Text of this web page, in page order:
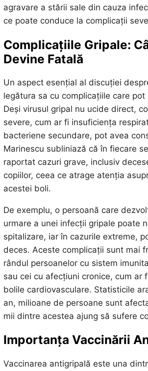
agravare a stării sale din cauza
ce poate conduce la complicații
Complicațiile Gripale:
Devine Fatală
Un aspect esențial al discuției
legătura sa cu complicațiile care
Deși virusul gripal nu ucide direct,
severe, cum ar fi insuficiența
bacteriene secundare, pot avea
Marinescu subliniază că în fiecare
raportat cazuri grave, inclusiv
copiilor, ceea ce atrage atenția
acestei boli.
De exemplu, o persoană care
urmare a unei infecții gripale poate
spitalizare, iar în cazurile extreme,
deces. Aceste complicații sunt mai
rândul persoanelor cu sistem
sau cei cu afecțiuni cronice, cum ar
bolile cardiovasculare. Statisticile
an, milioane de persoane sunt
mii dintre acestea ajung să sufere
Importanța Vaccinării
Vaccinarea antigripală este una